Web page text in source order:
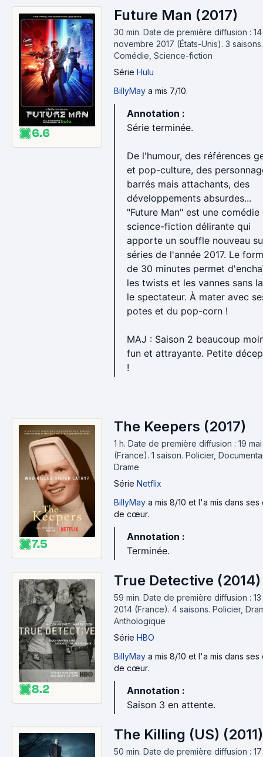
6.6
Future Man (2017)
30 min. Date de première diffusion : 14
novembre 2017 (États-Unis). 3 saisons.
Comédie, Science-fiction
Série Hulu
BillyMay a mis 7/10.
Annotation :
Série terminée.
De l'humour, des références
et pop-culture, des
barrés mais attachants, des
développements absurdes...
"Future Man" est une comédie
science-fiction délirante qui
apporte un souffle nouveau
séries de l'année 2017. Le
de 30 minutes permet
les twists et les vannes sans
le spectateur. À mater avec
potes et du pop-corn !
MAJ : Saison 2 beaucoup
fun et attrayante. Petite
!
7.5
The Keepers (2017)
1 h. Date de première diffusion : 19 mai
(France). 1 saison. Policier,
Drame
Série Netflix
BillyMay a mis 8/10 et l'a mis dans ses
de cœur.
Annotation :
Terminée.
8.2
True Detective (2014)
59 min. Date de première diffusion :
2014 (France). 4 saisons. Policier,
Anthologique
Série HBO
BillyMay a mis 8/10 et l'a mis dans ses
de cœur.
Annotation :
Saison 3 en attente.
The Killing (US) (2011)
50 min. Date de première diffusion : 17